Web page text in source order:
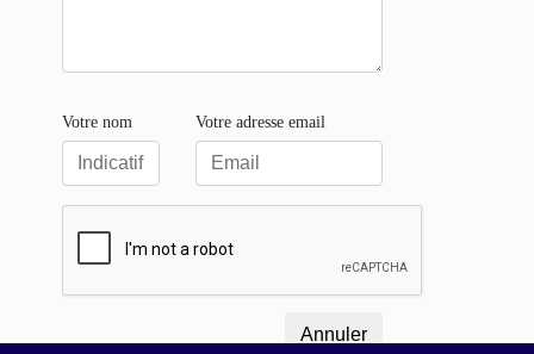
Votre nom Votre adresse email